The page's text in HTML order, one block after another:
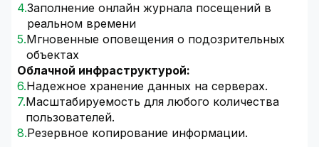
Заполнение онлайн журнала посещений в
реальном времени
Мгновенные оповещения о подозрительных
объектах
Облачной инфраструктурой:
Надежное хранение данных на серверах.
Масштабируемость для любого количества
пользователей.
Резервное копирование информации.